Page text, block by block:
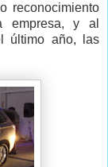
reconocimiento
empresa, y al
último año, las